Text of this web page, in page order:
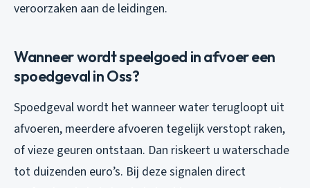
veroorzaken aan de leidingen.
Wanneer wordt speelgoed in afvoer een
spoedgeval in Oss?
Spoedgeval wordt het wanneer water terugloopt uit
afvoeren, meerdere afvoeren tegelijk verstopt raken,
of vieze geuren ontstaan. Dan riskeert u waterschade
tot duizenden euro’s. Bij deze signalen direct